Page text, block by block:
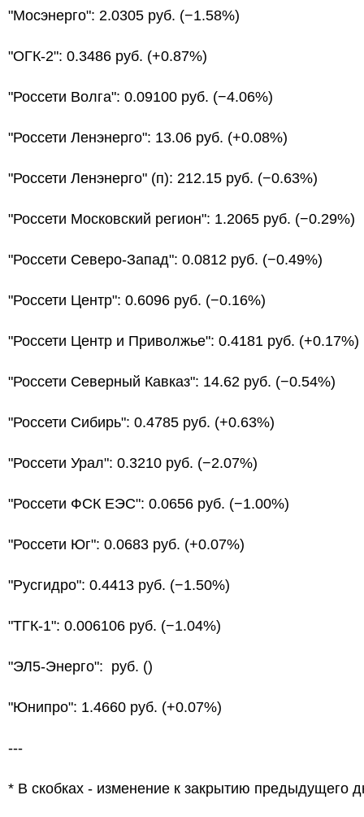
"Мосэнерго": 2.0305 руб. (−1.58%)
"ОГК-2": 0.3486 руб. (+0.87%)
"Россети Волга": 0.09100 руб. (−4.06%)
"Россети Ленэнерго": 13.06 руб. (+0.08%)
"Россети Ленэнерго" (п): 212.15 руб. (−0.63%)
"Россети Московский регион": 1.2065 руб. (−0.29%)
"Россети Северо-Запад": 0.0812 руб. (−0.49%)
"Россети Центр": 0.6096 руб. (−0.16%)
"Россети Центр и Приволжье": 0.4181 руб. (+0.17%)
"Россети Северный Кавказ": 14.62 руб. (−0.54%)
"Россети Сибирь": 0.4785 руб. (+0.63%)
"Россети Урал": 0.3210 руб. (−2.07%)
"Россети ФСК ЕЭС": 0.0656 руб. (−1.00%)
"Россети Юг": 0.0683 руб. (+0.07%)
"Русгидро": 0.4413 руб. (−1.50%)
"ТГК-1": 0.006106 руб. (−1.04%)
"ЭЛ5-Энерго": руб. ()
"Юнипро": 1.4660 руб. (+0.07%)
---
* В скобках - изменение к закрытию предыдущего